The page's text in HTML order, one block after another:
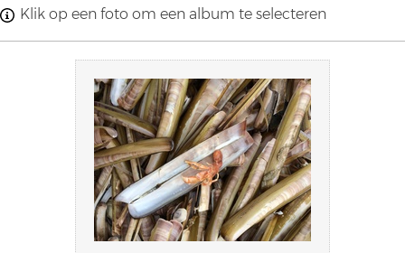
Klik op een foto om een album te selecteren